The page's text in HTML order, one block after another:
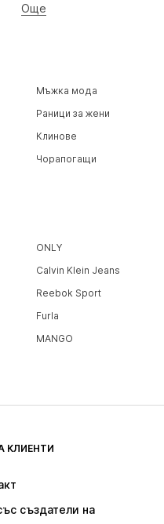
Мъжка мода
Раници за жени
Клинове
Чорапогащи
ONLY
Calvin Klein Jeans
Reebok Sport
Furla
MANGO
КЛИЕНТИ
създатели на
Още